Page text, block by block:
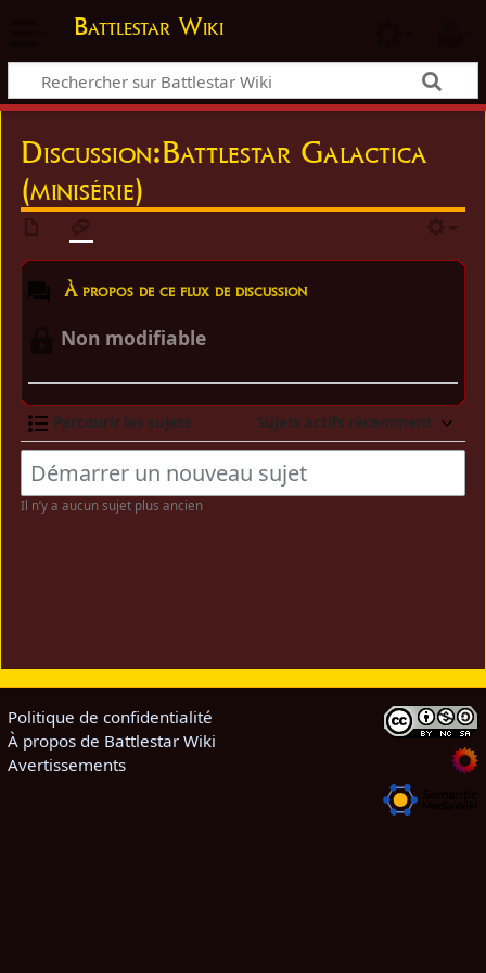
Battlestar Wiki
Discussion:Battlestar Galactica
(minisérie)
À propos de ce flux de discussion
Non modifiable
Parcourir les sujets Sujets actifs récemment
Il n’y a aucun sujet plus ancien
Politique de confidentialité
À propos de Battlestar Wiki
Avertissements